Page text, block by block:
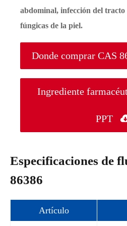
abdominal, infección del
fúngicas de la piel.
Donde comprar CAS
Ingrediente
PPT
Especificaciones de
86386
Artículo